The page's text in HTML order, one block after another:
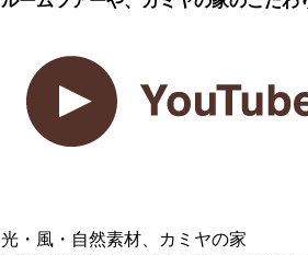
光・風・自然素材、カミヤの家